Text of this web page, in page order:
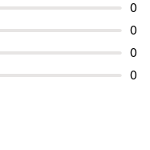
0
0
0
0